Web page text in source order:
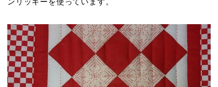
ンリッキーを使っています。